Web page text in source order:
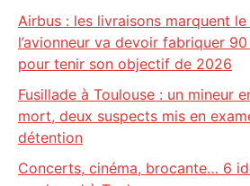
Airbus : les livraisons marquent
l’avionneur va devoir fabriquer
pour tenir son objectif de 2026
Fusillade à Toulouse : un mineur
mort, deux suspects mis en
détention
Concerts, cinéma, brocante… 6